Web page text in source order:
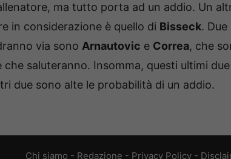
ma tutto porta ad un addio. Un
in considerazione è quello di Bisseck. Due
via sono Arnautovic e Correa, che
saluteranno. Insomma, questi ultimi due
due sono alte le probabilità di un addio.
Chi siamo - Redazione - Privacy Policy -